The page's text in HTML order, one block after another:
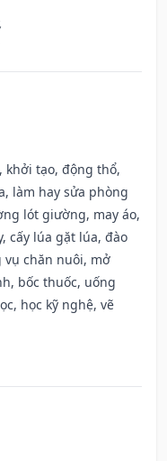
khởi tạo, động thổ,
làm hay sửa phòng
lót giường, may áo,
cấy lúa gặt lúa, đào
vụ chăn nuôi, mở
bốc thuốc, uống
học kỹ nghệ, vẽ